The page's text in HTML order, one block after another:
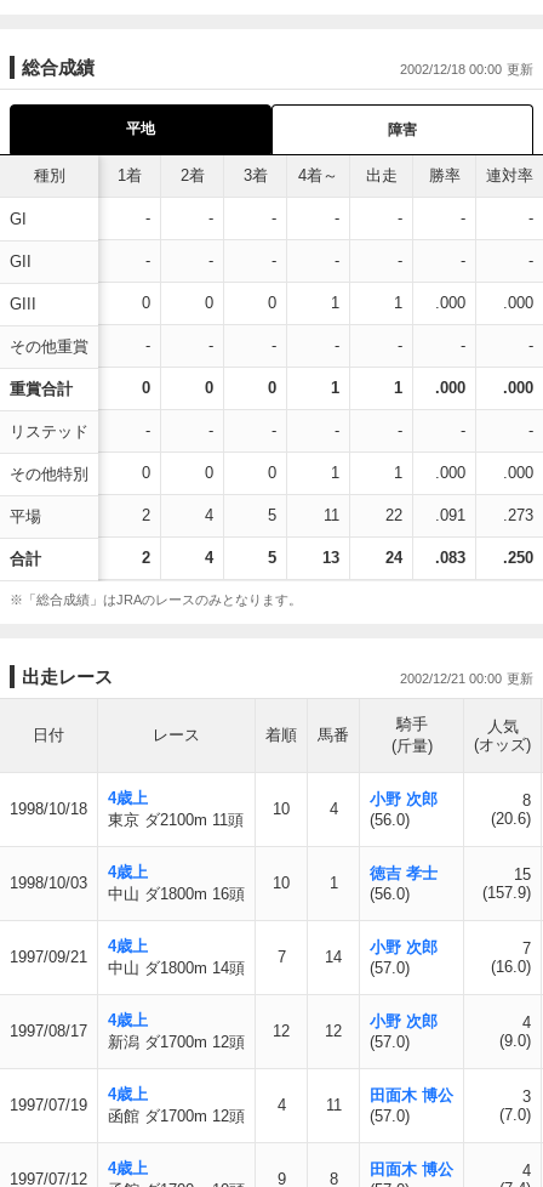
総合成績 2002/12/18 00:00
平地 障害
種別
GI
GII
GIII
その他重賞
重賞合計
リステッド
その他特別
平場
合計
1着 2着 3着 4着～ 出走 勝率 連対率
- - - - - - -
- - - - - - -
0 0 0 1 1 .000 .000
- - - - - - -
0 0 0 1 1 .000 .000
- - - - - - -
0 0 0 1 1 .000 .000
2 4 5 11 22 .091 .273
2 4 5 13 24 .083 .250
※「総合成績」はJRAのレースのみとなります。
出走レース 2002/12/21 00:00
日付 レース 着順 馬番
騎手
(斤量)
人気
(オッズ)
1998/10/18
4歳上
東京 ダ2100m 11頭
10 4
小野 次郎
(56.0)
8
(20.6)
1998/10/03
4歳上
中山 ダ1800m 16頭
10 1
徳吉 孝士
(56.0)
15
(157.9)
1997/09/21
4歳上
中山 ダ1800m 14頭
7 14
小野 次郎
(57.0)
7
(16.0)
1997/08/17
4歳上
新潟 ダ1700m 12頭
12 12
小野 次郎
(57.0)
4
(9.0)
1997/07/19
4歳上
函館 ダ1700m 12頭
4 11
田面木 博公
(57.0)
3
(7.0)
1997/07/12
4歳上
9 8
田面木 博公
4